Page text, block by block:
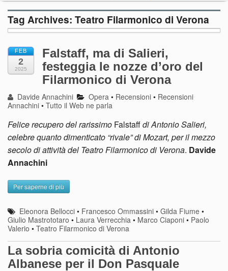
Contatti
dT in English
Tag Archives: Teatro Filarmonico di Verona
FEB
2
2025
Falstaff, ma di Salieri,
festeggia le nozze d’oro del
Filarmonico di Verona
Davide Annachini Opera • Recensioni • Recensioni
Annachini • Tutto il Web ne parla
Felice recupero del rarissimo Falstaffdi Antonio Salieri,
celebre quanto dimenticato “rivale” di Mozart, per il mezzo
secolo di attività del Teatro Filarmonico di Verona. Davide
Annachini
Per saperne di più
Eleonora Bellocci • Francesco Ommassini •Gilda Fiume •
Giulio Mastrototaro • Laura Verrecchia • Marco Ciaponi • Paolo
Valerio • Teatro Filarmonico di Verona
La sobria comicità di Antonio
Albanese per il Don Pasquale